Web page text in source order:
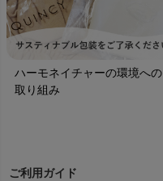
ハーモネイチャーの環境への
取り組み
ご利用ガイド